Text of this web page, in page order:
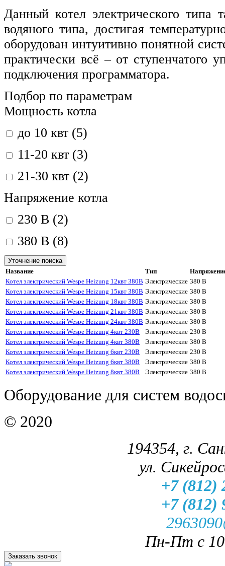
Данный котел электрического типа
водяного типа, достигая
оборудован интуитивно понятной
практически всё – от ступенчатого
подключения программатора.
Подбор по параметрам
Мощность котла
до 10 квт (5)
11-20 квт (3)
21-30 квт (2)
Напряжение котла
230 В (2)
380 В (8)
Уточнение поиска
Название
Тип
Котел электрический Wespe Heizung 12квт 380В Электрические 380 В
Котел электрический Wespe Heizung 15квт 380В Электрические 380 В
Котел электрический Wespe Heizung 18квт 380В Электрические 380 В
Котел электрический Wespe Heizung 21квт 380В Электрические 380 В
Котел электрический Wespe Heizung 24квт 380В Электрические 380 В
Котел электрический Wespe Heizung 4квт 230В
Электрические 230 В
Котел электрический Wespe Heizung 4квт 380В
Электрические 380 В
Котел электрический Wespe Heizung 6квт 230В
Электрические 230 В
Котел электрический Wespe Heizung 6квт 380В
Электрические 380 В
Котел электрический Wespe Heizung 8квт 380В
Электрические 380 В
Оборудование для систем
© 2020
194354, г.
ул.
+7 (812)
+7 (812)
Пн-Пт с
Заказать звонок